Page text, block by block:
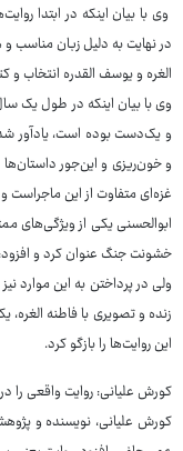
وی با بیان اینکه در ابتدا
الغره و یوسف القدره انتخاب و
وی با بیان اینکه در طول یک
و یک‌دست بوده است، یادآور
و خون‌ریزی و این‌جور
غزه‌ای متفاوت از این ماجراست
ابوالحسنی یکی از ویژگی‌های
خشونت جنگ عنوان کرد و افزود:
ولی در پرداختن به این موارد
زنده و تصویری با فاطنه
این روایت‌ها را بازگو کرد.
کورش علیانی: روایت واقعی را
کورش علیانی، نویسنده و